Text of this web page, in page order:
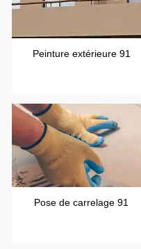
Peinture extérieure 91
Pose de carrelage 91